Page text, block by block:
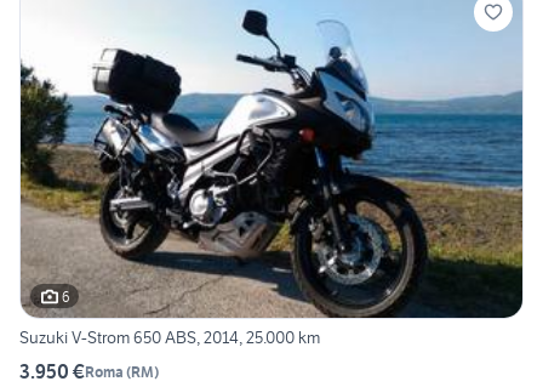
6
Suzuki V-Strom 650 ABS, 2014, 25.000 km
3.950 €Roma (RM)